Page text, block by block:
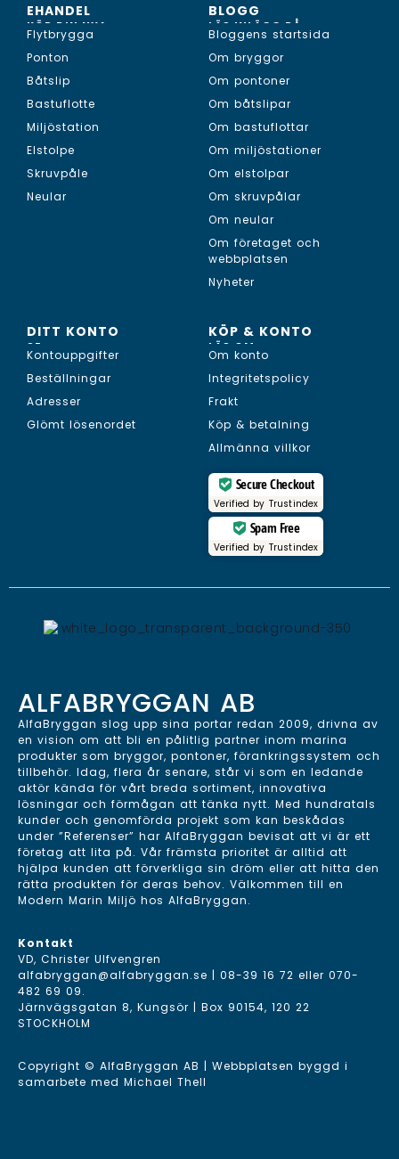
EHANDEL
KÖP DIN NYA...
Flytbrygga
Ponton
Båtslip
Bastuflotte
Miljöstation
Elstolpe
Skruvpåle
Neular
BLOGG
LÄS INLÄGG PÅ...
Bloggens startsida
Om bryggor
Om pontoner
Om båtslipar
Om bastuflottar
Om miljöstationer
Om elstolpar
Om skruvpålar
Om neular
Om företaget och
webbplatsen
Nyheter
DITT KONTO
SE...
Kontouppgifter
Beställningar
Adresser
Glömt lösenordet
KÖP & KONTO
LÄS OM...
Om konto
Integritetspolicy
Frakt
Köp & betalning
Allmänna villkor
Secure Checkout
Verified by Trustindex
Spam Free
Verified by Trustindex
ALFABRYGGAN AB
AlfaBryggan slog upp sina portar redan 2009, drivna av
en vision om att bli en pålitlig partner inom marina
produkter som bryggor, pontoner, förankringssystem och
tillbehör. Idag, flera år senare, står vi som en ledande
aktör kända för vårt breda sortiment, innovativa
lösningar och förmågan att tänka nytt. Med hundratals
kunder och genomförda projekt som kan beskådas
under ”Referenser” har AlfaBryggan bevisat att vi är ett
företag att lita på. Vår främsta prioritet är alltid att
hjälpa kunden att förverkliga sin dröm eller att hitta den
rätta produkten för deras behov. Välkommen till en
Modern Marin Miljö hos AlfaBryggan.
Kontakt
VD, Christer Ulfvengren
alfabryggan@alfabryggan.se | 08-39 16 72 eller 070-
482 69 09.
Järnvägsgatan 8, Kungsör | Box 90154, 120 22
STOCKHOLM
Copyright © AlfaBryggan AB | Webbplatsen byggd i
samarbete med Michael Thell